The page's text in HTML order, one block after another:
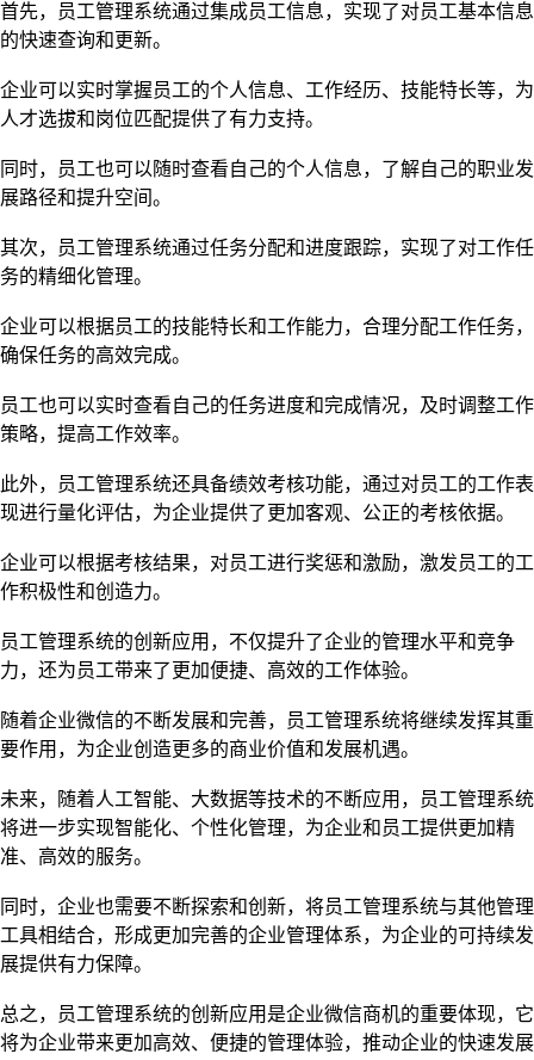
首先，员工管理系统通过集成员工信息，实现了对员工基本信息
的快速查询和更新。
企业可以实时掌握员工的个人信息、工作经历、技能特长等，为
人才选拔和岗位匹配提供了有力支持。
同时，员工也可以随时查看自己的个人信息，了解自己的职业发
展路径和提升空间。
其次，员工管理系统通过任务分配和进度跟踪，实现了对工作任
务的精细化管理。
企业可以根据员工的技能特长和工作能力，合理分配工作任务，
确保任务的高效完成。
员工也可以实时查看自己的任务进度和完成情况，及时调整工作
策略，提高工作效率。
此外，员工管理系统还具备绩效考核功能，通过对员工的工作表
现进行量化评估，为企业提供了更加客观、公正的考核依据。
企业可以根据考核结果，对员工进行奖惩和激励，激发员工的工
作积极性和创造力。
员工管理系统的创新应用，不仅提升了企业的管理水平和竞争
力，还为员工带来了更加便捷、高效的工作体验。
随着企业微信的不断发展和完善，员工管理系统将继续发挥其重
要作用，为企业创造更多的商业价值和发展机遇。
未来，随着人工智能、大数据等技术的不断应用，员工管理系统
将进一步实现智能化、个性化管理，为企业和员工提供更加精
准、高效的服务。
同时，企业也需要不断探索和创新，将员工管理系统与其他管理
工具相结合，形成更加完善的企业管理体系，为企业的可持续发
展提供有力保障。
总之，员工管理系统的创新应用是企业微信商机的重要体现，它
将为企业带来更加高效、便捷的管理体验，推动企业的快速发展